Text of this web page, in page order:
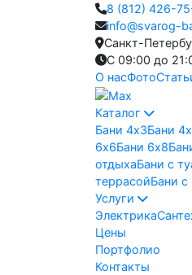
8 (812) 426-
info@svarog-
Санкт-
C 09:00 до
О насФото
Каталог
Бани 4х3Бани
6х6Бани 6х8
отдыхаБани с
террасойБани с
Услуги
Электрика
Цены
Портфолио
Контакты